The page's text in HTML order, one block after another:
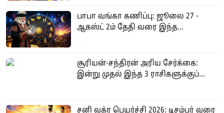
பாபா வங்கா கணிப்பு: ஜூலை 27 -
ஆகஸ்ட் 2ம் தேதி வரை இந்த...
சூரியன்-சந்திரன் அரிய சேர்க்கை:
இன்று முதல் இந்த 3 ராசிகளுக்குப்...
சனி வக்ர பெயர்ச்சி 2026: டிசம்பர் வரை